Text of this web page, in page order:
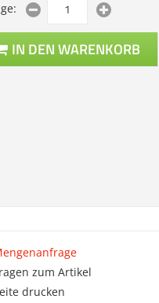
IN DEN WARENKORB
zum Artikel
drucken